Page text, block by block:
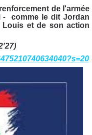
de l'armée
- comme le dit Jordan
Louis et de son action